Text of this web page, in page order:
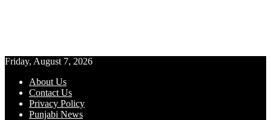
Friday, August 7, 2026
About Us
Contact Us
Privacy Policy
Punjabi News